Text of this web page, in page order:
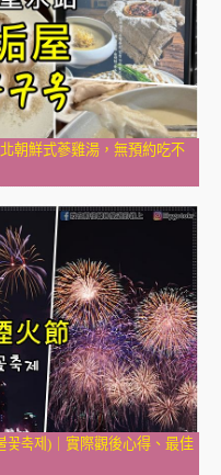
朝鮮式蔘雞湯，無預約吃不
꽃축제)｜實際觀後心得、最佳